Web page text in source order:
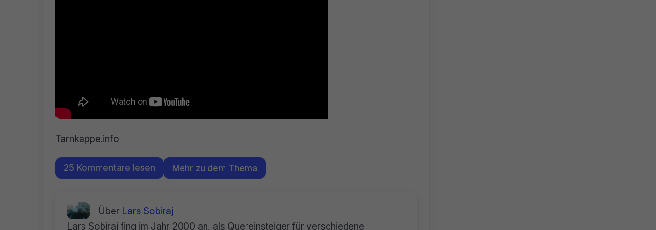
Tarnkappe.info
25 Kommentare lesen Mehr zu dem Thema
Über Lars Sobiraj
Lars Sobiraj fing im Jahr 2000 an, als Quereinsteiger für verschiedene